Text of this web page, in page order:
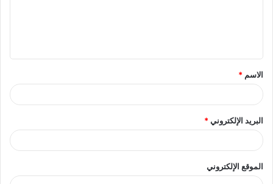
ق
*
الاسم *
البريد الإلكتروني*
الموقع الإلكتروني